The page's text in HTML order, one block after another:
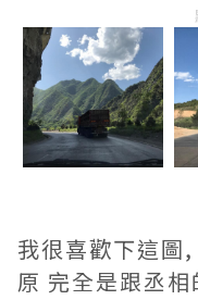
我很喜歡下這圖
原 完全是跟丞